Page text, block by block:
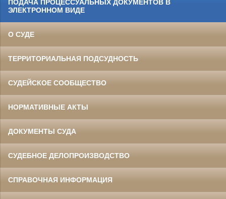
ПОДАЧА ПРОЦЕССУАЛЬНЫХ ДОКУМЕНТОВ В
ЭЛЕКТРОННОМ ВИДЕ
О СУДЕ
ТЕРРИТОРИАЛЬНАЯ ПОДСУДНОСТЬ
СУДЕЙСКОЕ СООБЩЕСТВО
НОРМАТИВНЫЕ АКТЫ
ДОКУМЕНТЫ СУДА
СУДЕБНОЕ ДЕЛОПРОИЗВОДСТВО
СПРАВОЧНАЯ ИНФОРМАЦИЯ